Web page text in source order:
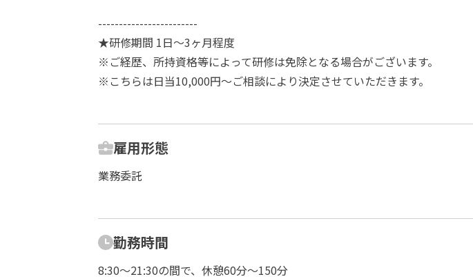
------------------------
★研修期間 1日～3ヶ月程度
※ご経歴、所持資格等によって研修は免除となる場合がございます。
※こちらは日当10,000円～ご相談により決定させていただきます。
雇用形態
業務委託
勤務時間
8:30～21:30の間で、休憩60分～150分